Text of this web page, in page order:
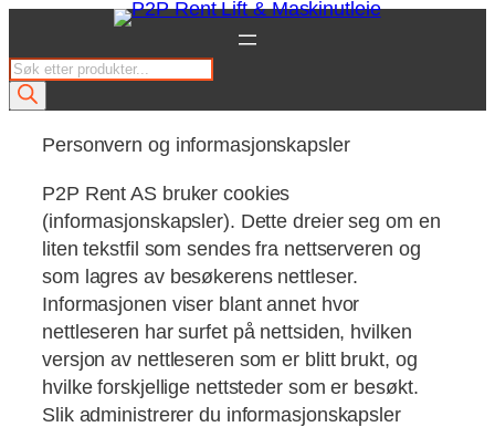
innhold
P
Personvern og informasjonskapsler
P2P Rent AS bruker cookies
(informasjonskapsler). Dette dreier seg om en
liten tekstfil som sendes fra nettserveren og
som lagres av besøkerens nettleser.
Informasjonen viser blant annet hvor
nettleseren har surfet på nettsiden, hvilken
versjon av nettleseren som er blitt brukt, og
hvilke forskjellige nettsteder som er besøkt.
Slik administrerer du informasjonskapsler